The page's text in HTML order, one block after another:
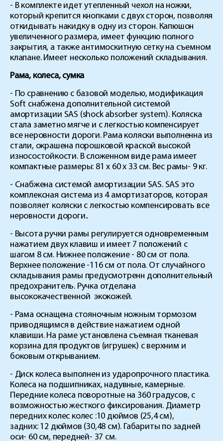
- В комплекте идет утепленный чехол на ножки,
который крепится кнопками с двух сторон, позволяя
откидывать накидку в одну из сторон. Капюшон
увеличенного размера, имеет функцию полного
закрытия, а также антимоскитную сетку на съемном
клапане. Имеет несколько положений складывания.
Рама, колеса, сумка
- По сравнению с базовой моделью, модификация
Soft снабжена дополнительной системой
амортизации SAS (shock absorber system). Коляска
стала заметно мягче и с легкостью компенсирует
все неровности дороги. Рама коляски выполненна из
стали, окрашена порошковой краской высокой
износостойкости. В сложенном виде рама имеет
компактные размеры: 81 х 60 х 33 см. Вес рамы- 9 кг.
- Снабжена системой амортизации SAS. SAS это
комплексная система из 4 амортизаторов, которая
позволяет коляски с легкостью компенсировать все
неровности дороги..
- Высота ручки рамы регулируется одновременным
нажатием двух клавиш и имеет 7 положений с
шагом 8 см. Нижнее положение - 80 см от пола.
Верхнее положение -116 см от пола. От случайного
складывания рамы предусмотренн дополнительный
предохранитель. Ручка отделана
высококачественной экокожей.
- Рама оснащена стояночным ножным тормозом
приводящимся в действие нажатием одной
клавиши. На раме установлена съемная тканевая
корзина для продуктов (игрушек) с верхним и
боковым открыванием.
- Диск колеса выполнен из ударопрочного пластика.
Колеса на подшипниках, надувные, камерные.
Передние колеса поворотные на 360 градусов, с
возможностью жесткого фиксирования. Диаметр
передних колес колес :10 дюймов (25,4 см),
задних: 12 дюймов (30,48 см). Габариты по задней
оси- 60 см, передней- 37 см.